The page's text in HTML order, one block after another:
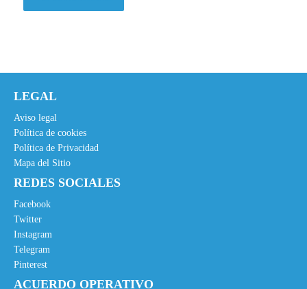
LEGAL
Aviso legal
Política de cookies
Política de Privacidad
Mapa del Sitio
REDES SOCIALES
Facebook
Twitter
Instagram
Telegram
Pinterest
ACUERDO OPERATIVO